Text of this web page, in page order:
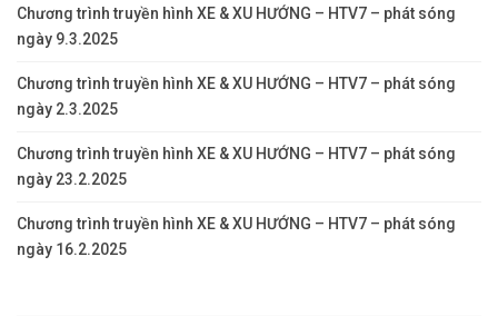
Chương trình truyền hình XE & XU HƯỚNG – HTV7 – phát sóng
ngày 9.3.2025
Chương trình truyền hình XE & XU HƯỚNG – HTV7 – phát sóng
ngày 2.3.2025
Chương trình truyền hình XE & XU HƯỚNG – HTV7 – phát sóng
ngày 23.2.2025
Chương trình truyền hình XE & XU HƯỚNG – HTV7 – phát sóng
ngày 16.2.2025